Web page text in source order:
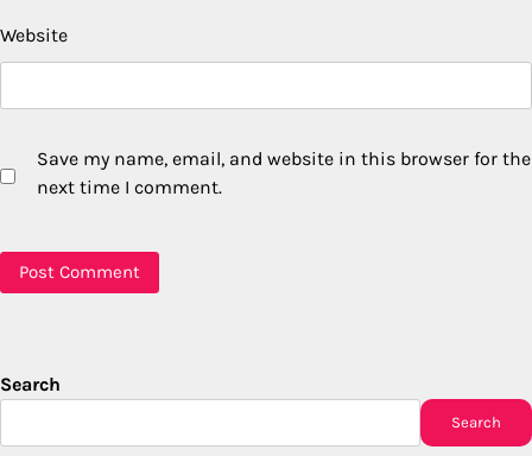
Website
Save my name, email, and website in this browser for the
next time I comment.
Search
Search